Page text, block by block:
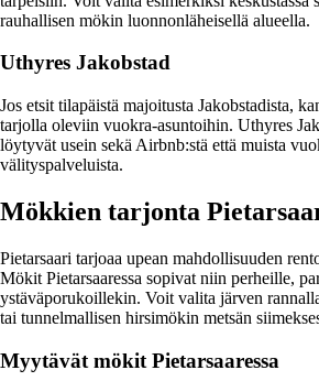
rauhallisen mökin luonnonläheisellä alueella.
Uthyres Jakobstad
Jos etsit tilapäistä majoitusta Jakobstadista,
tarjolla oleviin vuokra-asuntoihin. Uthyres
löytyvät usein sekä Airbnb:stä että muista
välityspalveluista.
Mökkien tarjonta
Pietarsaari tarjoaa upean mahdollisuuden
Mökit Pietarsaaressa sopivat niin perheille,
ystäväporukoillekin. Voit valita järven
tai tunnelmallisen hirsimökin metsän
Myytävät mökit Pietarsaaressa